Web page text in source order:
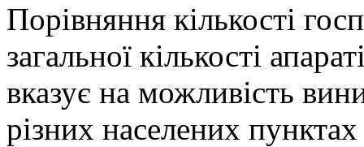
Порівняння кількості
загальної кількості
вказує на можливість
різних населених